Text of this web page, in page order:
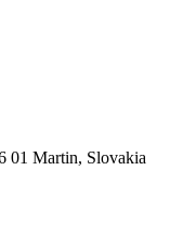
01 Martin, Slovakia